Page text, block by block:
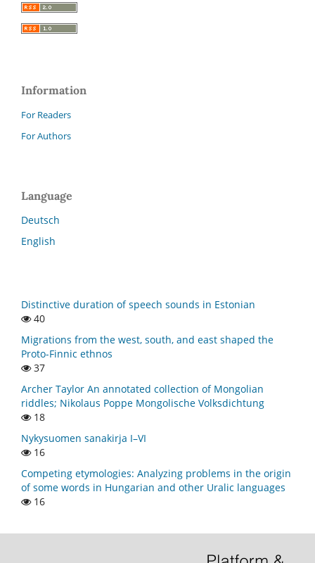
Information
For Readers
For Authors
Language
Deutsch
English
Distinctive duration of speech sounds in Estonian
40
Migrations from the west, south, and east shaped the
Proto-Finnic ethnos
37
Archer Taylor An annotated collection of Mongolian
riddles; Nikolaus Poppe Mongolische Volksdichtung
18
Nykysuomen sanakirja I–VI
16
Competing etymologies: Analyzing problems in the origin
of some words in Hungarian and other Uralic languages
16